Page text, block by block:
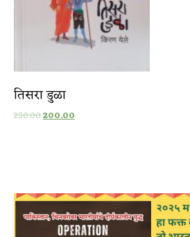
तिसरा डुळा
250.00200.00